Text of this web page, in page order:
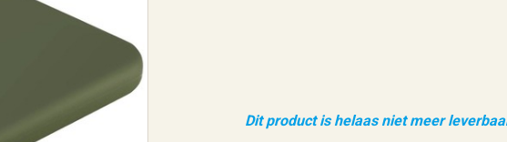
Dit product is helaas niet meer